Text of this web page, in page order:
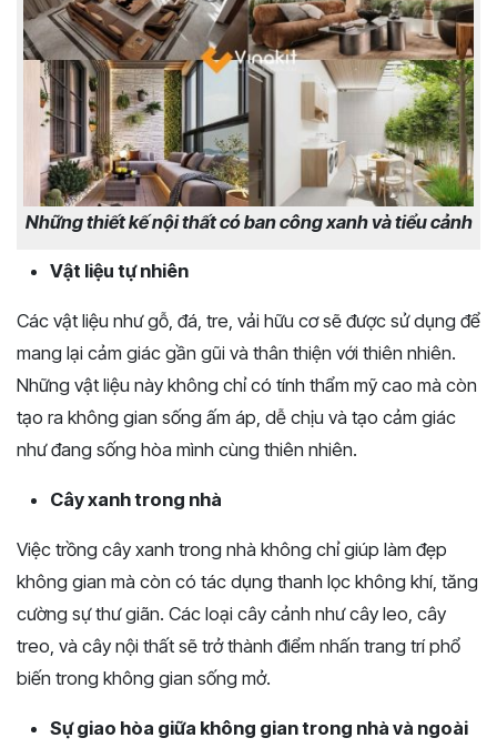
Những thiết kế nội thất có ban công xanh và tiểu cảnh
Vật liệu tự nhiên
Các vật liệu như gỗ, đá, tre, vải hữu cơ sẽ được sử dụng để
mang lại cảm giác gần gũi và thân thiện với thiên nhiên.
Những vật liệu này không chỉ có tính thẩm mỹ cao mà còn
tạo ra không gian sống ấm áp, dễ chịu và tạo cảm giác
như đang sống hòa mình cùng thiên nhiên.
Cây xanh trong nhà
Việc trồng cây xanh trong nhà không chỉ giúp làm đẹp
không gian mà còn có tác dụng thanh lọc không khí, tăng
cường sự thư giãn. Các loại cây cảnh như cây leo, cây
treo, và cây nội thất sẽ trở thành điểm nhấn trang trí phổ
biến trong không gian sống mở.
Sự giao hòa giữa không gian trong nhà và ngoài